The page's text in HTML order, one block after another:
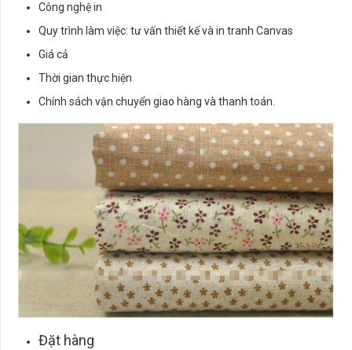
Công nghệ in
Quy trình làm việc: tư vấn thiết kế và in tranh Canvas
Giá cả
Thời gian thực hiện
Chính sách vận chuyển giao hàng và thanh toán.
Đặt hàng